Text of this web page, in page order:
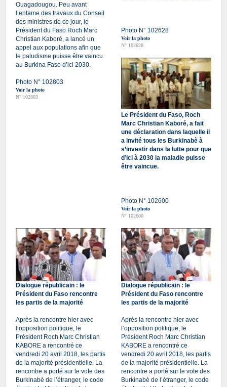
Ouagadougou. Peu avant
l’entame des travaux du Conseil
des ministres de ce jour, le
Président du Faso Roch Marc
Christian Kaboré, a lancé un
appel aux populations afin que
le paludisme puisse être vaincu
au Burkina Faso d’ici 2030.
Photo N° 102803
Voir la photo
N° 102803
Photo N° 102628
Voir la photo
N° 102628
Le Président du Faso, Roch
Marc Christian Kaboré, a fait
une déclaration dans laquelle il
a invité tous les Burkinabè à
s’investir dans la lutte pour que
d’ici à 2030 la maladie puisse
être vaincue.
Photo N° 102600
Voir la photo
N° 102600
Dialogue républicain : le
Président du Faso rencontre
les partis de la majorité
Après la rencontre hier avec
l’opposition politique, le
Président Roch Marc Christian
KABORE a rencontré ce
vendredi 20 avril 2018, les partis
de la majorité présidentielle. La
rencontre a porté sur le vote des
Burkinabè de l’étranger, le code
Dialogue républicain : le
Président du Faso rencontre
les partis de la majorité
Après la rencontre hier avec
l’opposition politique, le
Président Roch Marc Christian
KABORE a rencontré ce
vendredi 20 avril 2018, les partis
de la majorité présidentielle. La
rencontre a porté sur le vote des
Burkinabè de l’étranger, le code